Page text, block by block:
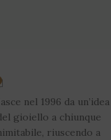
nel 1996 da un’idea
gioiello a chiunque
riuscendo a